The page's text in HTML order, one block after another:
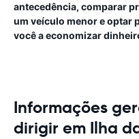
antecedência, comparar
um veículo menor e optar
você a economizar
Informações
dirigir em Ilha